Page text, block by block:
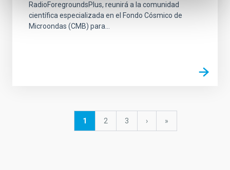
RadioForegroundsPlus, reunirá a la comunidad
científica especializada en el Fondo Cósmico de
Microondas (CMB) para...
Página
1 Página
2 Página
3
Siguiente
›
última
»